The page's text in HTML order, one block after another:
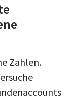
Zahlen.